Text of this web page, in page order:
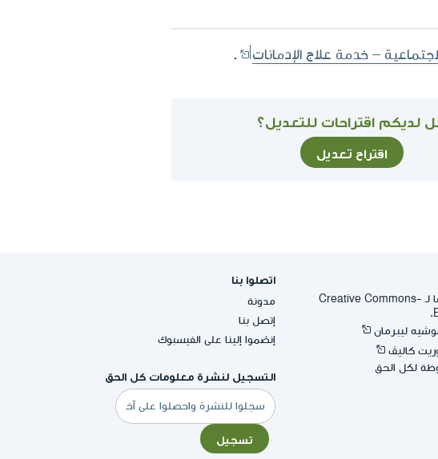
– خدمة علاج الإدمانات .
لديكم اقتراحات للتعديل؟
اقتراح تعديل
قُدِّم المضمون وفقا لـ -Creative Commons
ليبرمان
كاليڤ
لكل الحق
اتصلوا بنا
مدونة
إتصل بنا
إنضموا إلينا على الفيسبوك
التسجيل لنشرة معلومات كل الحق
البريد
الإلكتروني
تسجيل